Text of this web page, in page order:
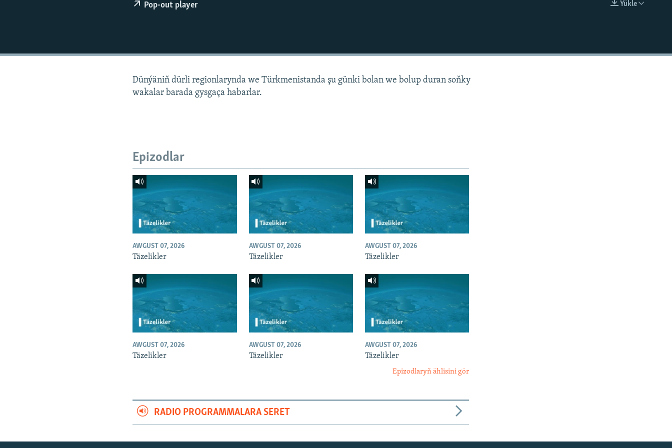
Ýükle
Pop-out player
Dünýäniň dürli regionlarynda we Türkmenistanda şu günki bolan we bolup duran soňky
wakalar barada gysgaça habarlar.
Epizodlar
AWGUST 07, 2026
Täzelikler
AWGUST 07, 2026
Täzelikler
AWGUST 07, 2026
Täzelikler
AWGUST 07, 2026
Täzelikler
AWGUST 07, 2026
Täzelikler
AWGUST 07, 2026
Täzelikler
Epizodlaryň ählisini gör
RADIO PROGRAMMALARA SERET